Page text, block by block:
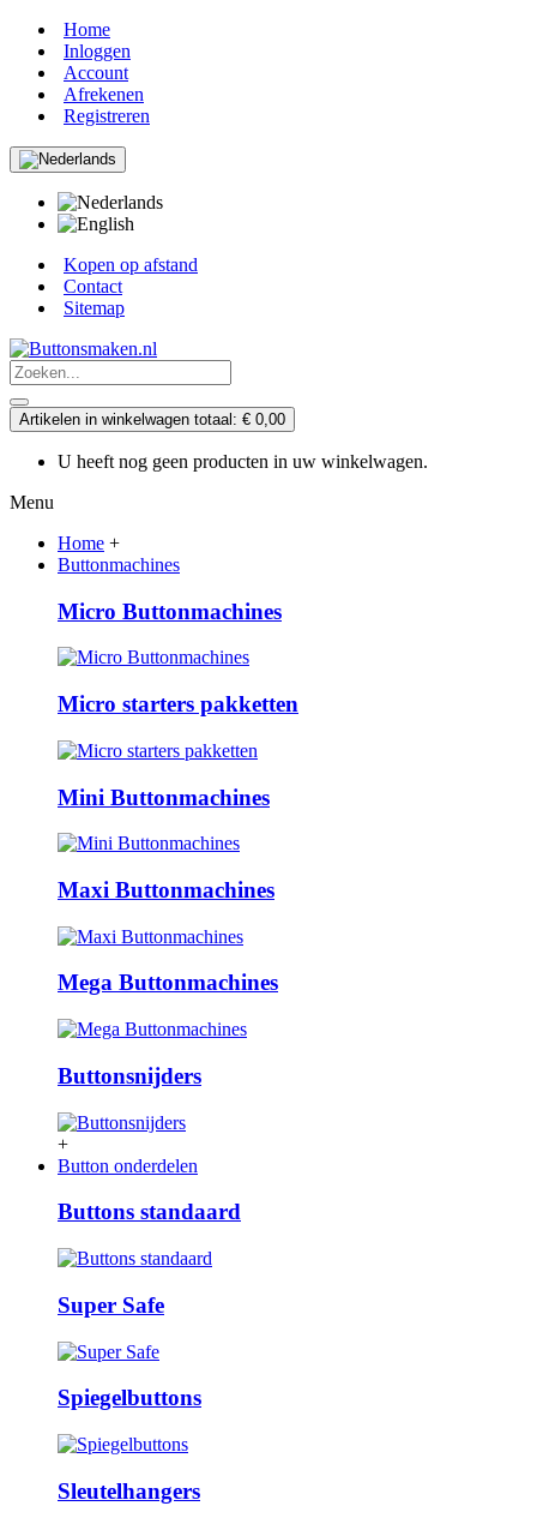
Home
Inloggen
Account
Afrekenen
Registreren
Kopen op afstand
Contact
Sitemap
Artikelen in winkelwagen totaal: € 0,00
U heeft nog geen producten in uw winkelwagen.
Menu
Home +
Buttonmachines
Micro Buttonmachines
Micro starters pakketten
Mini Buttonmachines
Maxi Buttonmachines
Mega Buttonmachines
Buttonsnijders
+
Button onderdelen
Buttons standaard
Super Safe
Spiegelbuttons
Sleutelhangers